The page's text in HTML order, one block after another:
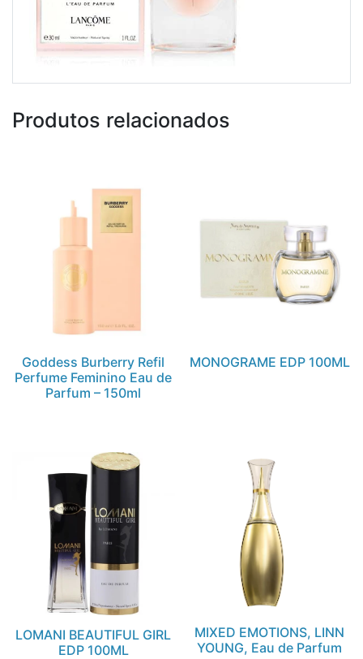
Produtos relacionados
Goddess Burberry Refil
Perfume Feminino Eau de
Parfum – 150ml
MONOGRAME EDP 100ML
LOMANI BEAUTIFUL GIRL
EDP 100ML
MIXED EMOTIONS, LINN
YOUNG, Eau de Parfum